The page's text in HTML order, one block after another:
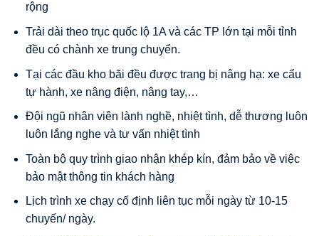
rộng
Trải dài theo trục quốc lộ 1A và các TP lớn tại mỗi tỉnh
đều có chành xe trung chuyển.
Tại các đầu kho bãi đều được trang bị nâng hạ: xe cẩu
tự hành, xe nâng điện, nâng tay,…
Đội ngũ nhân viên lành nghề, nhiệt tình, dễ thương luôn
luôn lắng nghe và tư vấn nhiệt tình
Toàn bộ quy trình giao nhận khép kín, đảm bảo về việc
bảo mật thông tin khách hàng
Lịch trình xe chạy cố định liên tục mỗi ngày từ 10-15
chuyến/ ngày.